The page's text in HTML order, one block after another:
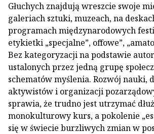
Głuchych znajdują wreszcie swoje
galeriach sztuki, muzeach, na
programach międzynarodowych
etykietki „specjalne”, offowe”,
Bez kategoryzacji na podstawie
ustalonych przez jedną grupę
schematów myślenia. Rozwój nauki,
aktywistów i organizacji
sprawia, że trudno jest utrzymać
monokulturowy kurs, a pokolenie
się w świecie burzliwych zmian w